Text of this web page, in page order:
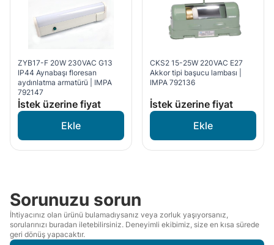
ZYB17-F 20W 230VAC G13
IP44 Aynabaşı floresan
aydınlatma armatürü | IMPA
792147
İstek üzerine fiyat
CKS2 15-25W 220VAC E27
Akkor tipi başucu lambası |
IMPA 792136
İstek üzerine fiyat
Sorunuzu sorun
İhtiyacınız olan ürünü bulamadıysanız veya zorluk yaşıyorsanız,
sorularınızı buradan iletebilirsiniz. Deneyimli ekibimiz, size en kısa sürede
geri dönüş yapacaktır.